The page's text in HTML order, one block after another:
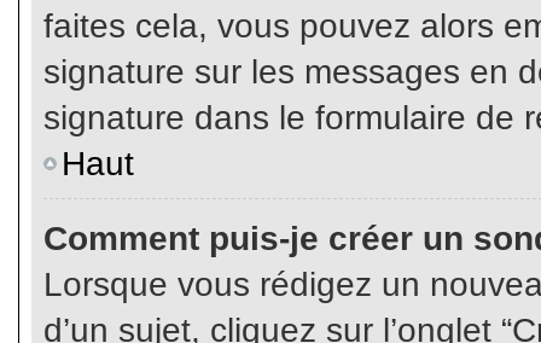
faites cela, vous pouvez alors
signature sur les messages en
signature dans le formulaire de
Haut
Comment puis-je créer un
Lorsque vous rédigez un
d’un sujet, cliquez sur l’onglet